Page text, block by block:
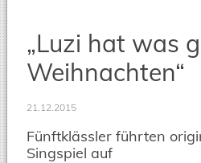
„Luzi hat was
Weihnachten“
21.12.2015
Fünftklässler führten
Singspiel auf